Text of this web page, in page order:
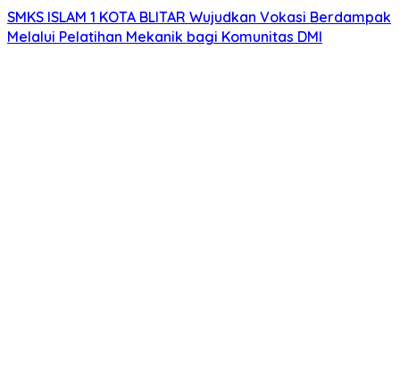
SMKS ISLAM 1 KOTA BLITAR Wujudkan Vokasi Berdampak
Melalui Pelatihan Mekanik bagi Komunitas DMI